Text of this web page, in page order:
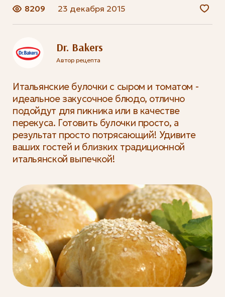
Где купить?
FAQ
8209 23 декабря 2015
Dr. Bakers
Автор рецепта
Итальянские булочки с сыром и томатом -
идеальное закусочное блюдо, отлично
подойдут для пикника или в качестве
перекуса. Готовить булочки просто, а
результат просто потрясающий! Удивите
ваших гостей и близких традиционной
итальянской выпечкой!